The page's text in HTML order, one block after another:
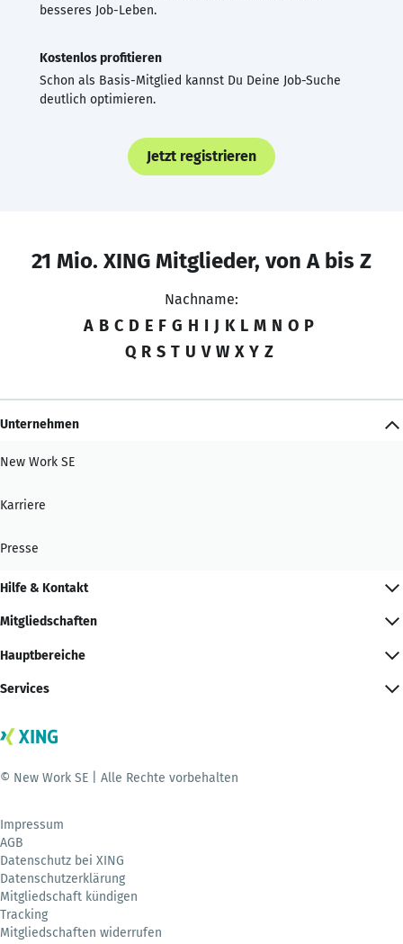
besseres Job-Leben.
Kostenlos profitieren
Schon als Basis-Mitglied kannst Du Deine Job-Suche
deutlich optimieren.
Jetzt registrieren
21 Mio. XING Mitglieder, von A bis Z
Nachname:
A B C D E F G H I J K L M N O P
Q R S T U V W X Y Z
Unternehmen
New Work SE
Karriere
Presse
Hilfe & Kontakt
Mitgliedschaften
Hauptbereiche
Services
© New Work SE | Alle Rechte vorbehalten
Impressum
AGB
Datenschutz bei XING
Datenschutzerklärung
Mitgliedschaft kündigen
Tracking
Mitgliedschaften widerrufen